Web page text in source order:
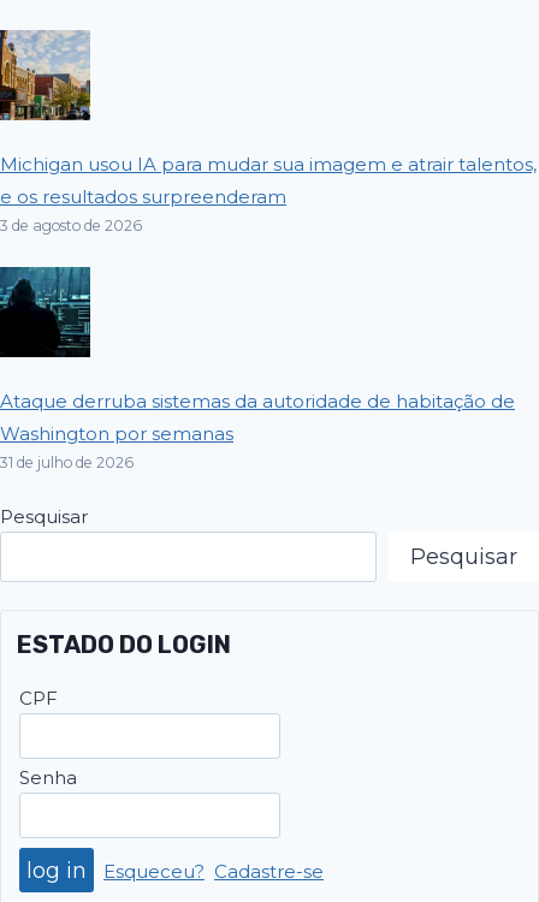
Michigan usou IA para mudar sua imagem e atrair talentos,
e os resultados surpreenderam
3 de agosto de 2026
Ataque derruba sistemas da autoridade de habitação de
Washington por semanas
31 de julho de 2026
Pesquisar
Pesquisar
ESTADO DO LOGIN
CPF
Senha
Esqueceu? Cadastre-se